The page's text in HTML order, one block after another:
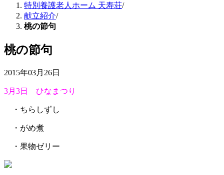
特別養護老人ホーム 天寿荘/
献立紹介/
桃の節句
桃の節句
2015年03月26日
3月3日 ひなまつり
・ちらしずし
・がめ煮
・果物ゼリー